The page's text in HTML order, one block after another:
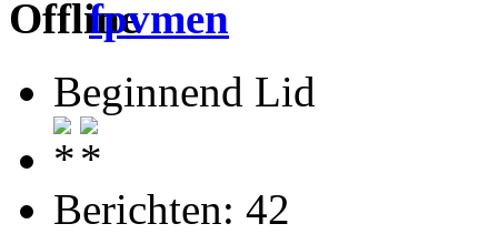
fpvmen
Beginnend Lid
Berichten: 42